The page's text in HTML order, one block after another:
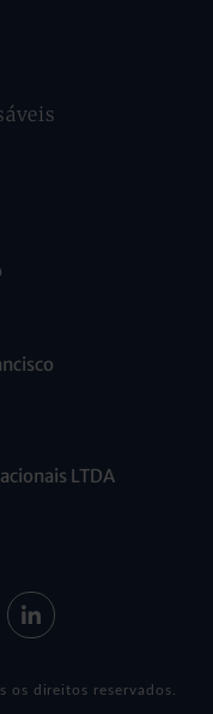
LTDA
os direitos reservados.